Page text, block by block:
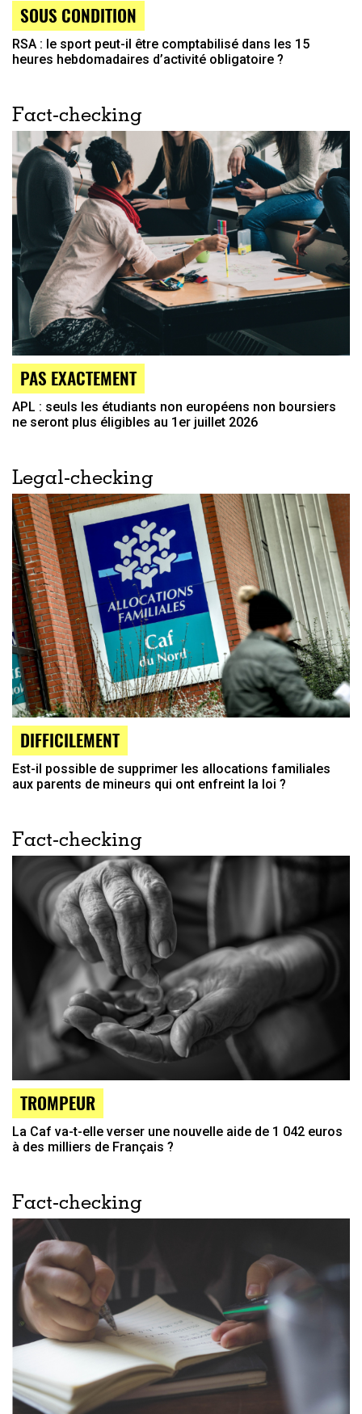
SOUS CONDITION
RSA : le sport peut-il être comptabilisé dans les 15
heures hebdomadaires d’activité obligatoire ?
Fact-checking
PAS EXACTEMENT
APL : seuls les étudiants non européens non boursiers
ne seront plus éligibles au 1er juillet 2026
Legal-checking
DIFFICILEMENT
Est-il possible de supprimer les allocations familiales
aux parents de mineurs qui ont enfreint la loi ?
Fact-checking
TROMPEUR
La Caf va-t-elle verser une nouvelle aide de 1 042 euros
à des milliers de Français ?
Fact-checking